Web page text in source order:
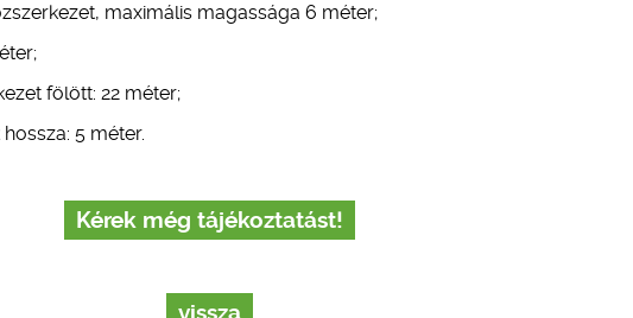
maximális magassága 6 méter;
fölött: 22 méter;
5 méter.
Kérek még tájékoztatást!